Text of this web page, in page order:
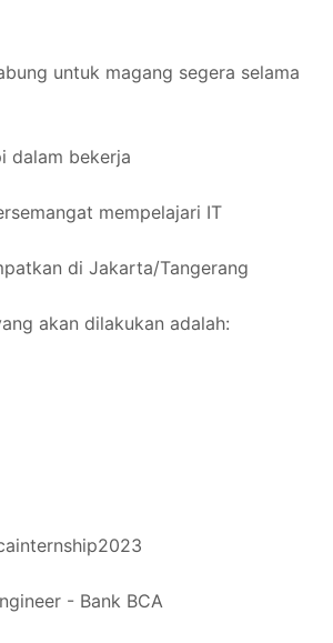
untuk magang segera selama
dalam bekerja
mempelajari IT
di Jakarta/Tangerang
akan dilakukan adalah:
- Bank BCA